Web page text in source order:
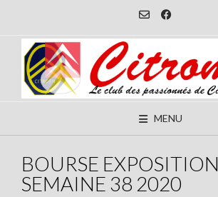
content
MENU
BOURSE EXPOSITION
SEMAINE 38 2020